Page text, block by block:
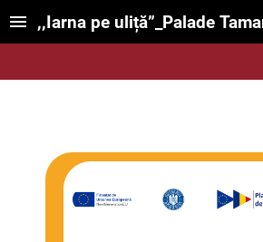
,,Iarna pe uliță”_Palade